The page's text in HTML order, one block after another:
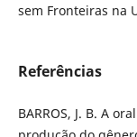
sem Fronteiras na
Referências
BARROS, J. B. A